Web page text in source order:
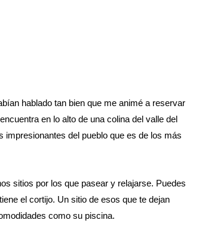
hablado tan bien que me animé a reservar
en lo alto de una colina del valle del
del pueblo que es de los más
sitios por los que pasear y relajarse. Puedes
el cortijo. Un sitio de esos que te dejan
como su piscina.